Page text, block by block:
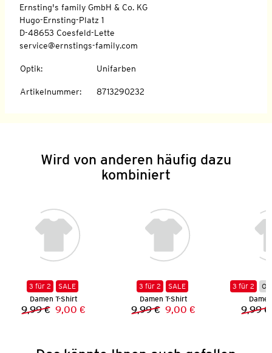
Ernsting's family GmbH & Co. KG
Hugo-Ernsting-Platz 1
D-48653 Coesfeld-Lette
service@ernstings-family.com
Optik: Unifarben
Artikelnummer: 8713290232
Wird von anderen häufig dazu
kombiniert
3 für 2
SALE
Damen T-Shirt
Vorheriger Preis:
9,99 € Neuer Preis:
9,00 €
3 für 2
SALE
Damen T-Shirt
Vorheriger Preis:
9,99 € Neuer Preis:
9,00 €
3 für 2
9,99 €